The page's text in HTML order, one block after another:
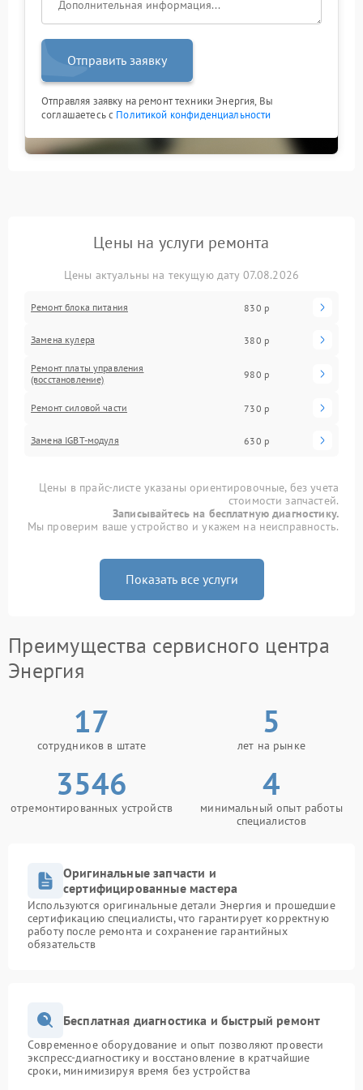
Отправить заявку
Отправляя заявку на ремонт техники Энергия, Вы
соглашаетесь с Политикой конфиденциальности
Цены на услуги ремонта
Цены актуальны на текущую дату 07.08.2026
Ремонт блока питания 830 р
Замена кулера 380 р
Ремонт платы управления
(восстановление)
980 р
Ремонт силовой части 730 р
Замена IGBT-модуля 630 р
Цены в прайс-листе указаны ориентировочные, без учета
стоимости запчастей.
Записывайтесь на бесплатную диагностику.
Мы проверим ваше устройство и укажем на неисправность.
Показать все услуги
Преимущества сервисного центра
Энергия
17
сотрудников в штате
5
лет на рынке
3546
отремонтированных устройств
4
минимальный опыт работы
специалистов
Оригинальные запчасти и
сертифицированные мастера
Используются оригинальные детали Энергия и прошедшие
сертификацию специалисты, что гарантирует корректную
работу после ремонта и сохранение гарантийных
обязательств
Бесплатная диагностика и быстрый ремонт
Современное оборудование и опыт позволяют провести
экспресс-диагностику и восстановление в кратчайшие
сроки, минимизируя время без устройства